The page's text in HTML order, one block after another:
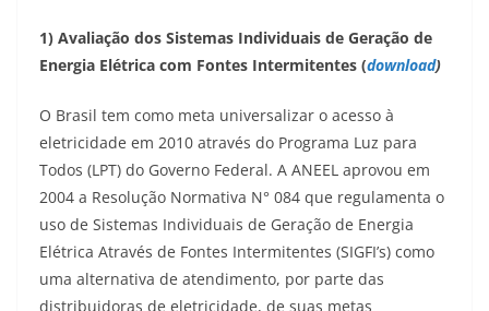
1) Avaliação dos Sistemas Individuais de Geração de
Energia Elétrica com Fontes Intermitentes (download)
O Brasil tem como meta universalizar o acesso à
eletricidade em 2010 através do Programa Luz para
Todos (LPT) do Governo Federal. A ANEEL aprovou em
2004 a Resolução Normativa N° 084 que regulamenta o
uso de Sistemas Individuais de Geração de Energia
Elétrica Através de Fontes Intermitentes (SIGFI’s) como
uma alternativa de atendimento, por parte das
distribuidoras de eletricidade, de suas metas